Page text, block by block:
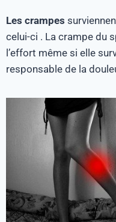
Les crampes
celui-ci . La crampe du
l’effort même si elle
responsable de la